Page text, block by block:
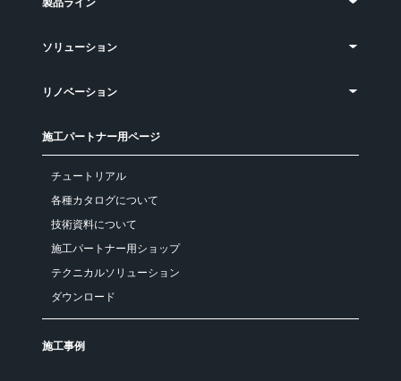
ソリューション
リノベーション
施工パートナー用ページ
チュートリアル
各種カタログについて
技術資料について
施工パートナー用ショップ
テクニカルソリューション
ダウンロード
施工事例